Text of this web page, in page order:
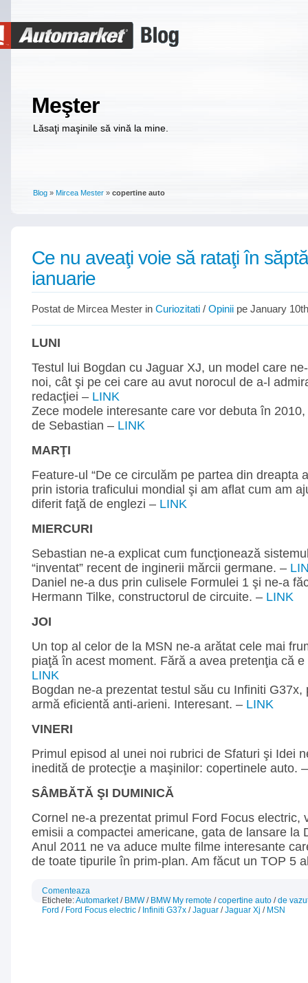
Meşter
Lăsaţi maşinile să vină la mine.
Blog » Mircea Mester » copertine auto
Ce nu aveaţi voie să rataţi în
ianuarie
Postat de Mircea Mester in Curiozitati / Opinii pe January
LUNI
Testul lui Bogdan cu Jaguar XJ, un model care
noi, cât şi pe cei care au avut norocul de a-l
redacţiei – LINK
Zece modele interesante care vor debuta în
de Sebastian – LINK
MARŢI
Feature-ul “De ce circulăm pe partea din dreapta
prin istoria traficului mondial şi am aflat cum am
diferit faţă de englezi – LINK
MIERCURI
Sebastian ne-a explicat cum funcţionează
“inventat” recent de inginerii mărcii germane. –
Daniel ne-a dus prin culisele Formulei 1 şi ne-a
Hermann Tilke, constructorul de circuite. – LINK
JOI
Un top al celor de la MSN ne-a arătat cele mai
piaţă în acest moment. Fără a avea pretenţia că
LINK
Bogdan ne-a prezentat testul său cu Infiniti G37x,
armă eficientă anti-arieni. Interesant. – LINK
VINERI
Primul episod al unei noi rubrici de Sfaturi şi Idei
inedită de protecţie a maşinilor: copertinele auto.
SÂMBĂTĂ ŞI DUMINICĂ
Cornel ne-a prezentat primul Ford Focus electric,
emisii a compactei americane, gata de lansare la
Anul 2011 ne va aduce multe filme interesante
de toate tipurile în prim-plan. Am făcut un TOP 5
Comenteaza
Etichete:Automarket/ BMW/ BMW My remote /copertine auto /de
Ford / Ford Focus electric / Infiniti G37x /Jaguar /Jaguar Xj / MSN